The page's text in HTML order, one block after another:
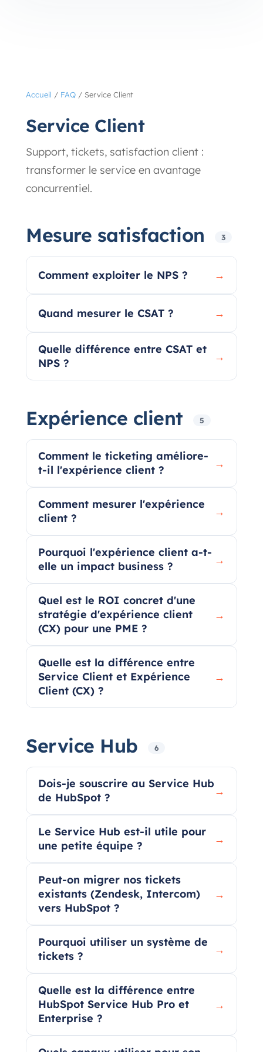
Accueil / FAQ / Service Client
Service Client
Support, tickets, satisfaction client :
transformer le service en avantage
concurrentiel.
Mesure satisfaction 3
Comment exploiter le NPS ? →
Quand mesurer le CSAT ? →
Quelle différence entre CSAT et
NPS ?
→
Expérience client 5
Comment le ticketing améliore-
t-il l'expérience client ?
→
Comment mesurer l'expérience
client ?
→
Pourquoi l'expérience client a-t-
elle un impact business ?
→
Quel est le ROI concret d'une
stratégie d'expérience client
(CX) pour une PME ?
→
Quelle est la différence entre
Service Client et Expérience
Client (CX) ?
→
Service Hub 6
Dois-je souscrire au Service Hub
de HubSpot ?
→
Le Service Hub est-il utile pour
une petite équipe ?
→
Peut-on migrer nos tickets
existants (Zendesk, Intercom)
vers HubSpot ?
→
Pourquoi utiliser un système de
tickets ?
→
Quelle est la différence entre
HubSpot Service Hub Pro et
Enterprise ?
→